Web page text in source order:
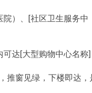
院）、[社区卫生服务中
可达[大型购物中心名称
推窗见绿，下楼即达，